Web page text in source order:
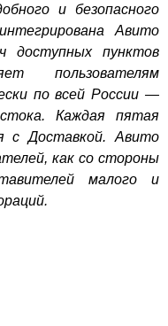
и безопасного
Авито
доступных пунктов
пользователям
по всей России —
Каждая пятая
с Доставкой. Авито
как со стороны
малого и